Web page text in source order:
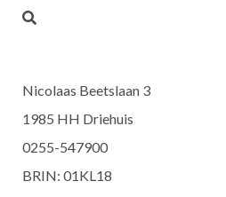
Nicolaas Beetslaan 3
1985 HH Driehuis
0255-547900
BRIN: 01KL18